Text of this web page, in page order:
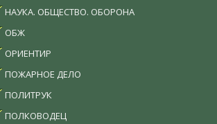
НАУКА. ОБЩЕСТВО. ОБОРОНА
ОБЖ
ОРИЕНТИР
ПОЖАРНОЕ ДЕЛО
ПОЛИТРУК
ПОЛКОВОДЕЦ